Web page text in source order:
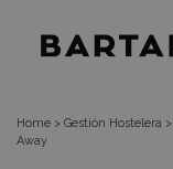
Claves
éxito
Home > Gestión Hostelera >
Away